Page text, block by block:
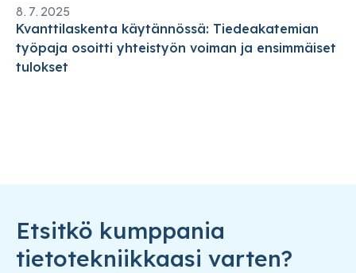
8. 7. 2025
Kvanttilaskenta käytännössä: Tiedeakatemian
työpaja osoitti yhteistyön voiman ja ensimmäiset
tulokset
Etsitkö kumppania
tietotekniikkaasi varten?